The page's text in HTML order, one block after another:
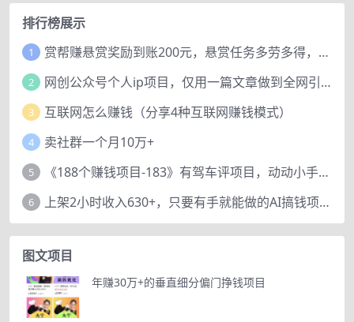
排行榜展示
1 赏帮赚悬赏奖励到账200元，悬赏任务多劳多得，人人可做。
2 网创公众号个人ip项目，仅用一篇文章做到全网引流！
3 互联网怎么赚钱（分享4种互联网赚钱模式）
4 卖社群一个月10万+
5 《188个赚钱项目-183》有驾车评项目，动动小手，复制粘贴赚44元！
6 上架2小时收入630+，只要有手就能做的AI搞钱项目，奶奶看完都能学会!
图文项目
年赚30万+的垂直细分偏门挣钱项目